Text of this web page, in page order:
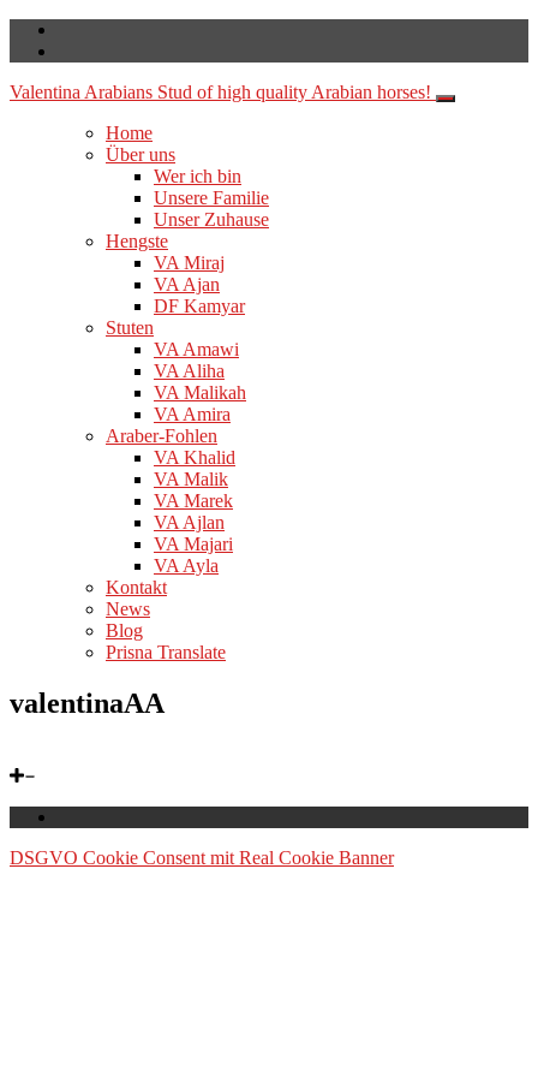
Valentina Arabians Stud of high quality Arabian horses!
Home
Über uns
Wer ich bin
Unsere Familie
Unser Zuhause
Hengste
VA Miraj
VA Ajan
DF Kamyar
Stuten
VA Amawi
VA Aliha
VA Malikah
VA Amira
Araber-Fohlen
VA Khalid
VA Malik
VA Marek
VA Ajlan
VA Majari
VA Ayla
Kontakt
News
Blog
Prisna Translate
valentinaAA
DSGVO Cookie Consent mit Real Cookie Banner